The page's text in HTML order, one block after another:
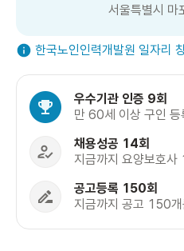
서울특별시 마
한국노인인력개발원 일자리
우수기관 인증 9회
만 60세 이상 구인 등
채용성공 14회
지금까지 요양보호사
공고등록 150회
지금까지 공고 150개